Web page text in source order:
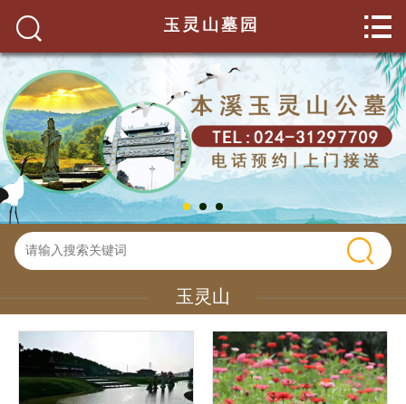
玉灵山环境
墓园服务
墓园新闻
联系我们


玉灵山